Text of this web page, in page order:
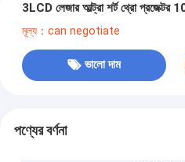
3LCD লেজার আল্ট্রা শর্ট থ্রো
মূল্য：can negotiate
ভালো দাম
পণ্যের বর্ণনা